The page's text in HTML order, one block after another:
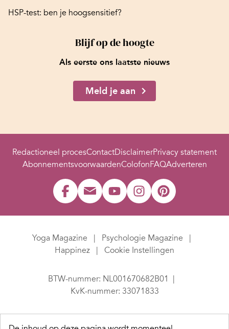
HSP-test: ben je hoogsensitief?
Blijf op de hoogte
Als eerste ons laatste nieuws
Meld je aan
Redactioneel procesContactDisclaimerPrivacy statement
AbonnementsvoorwaardenColofonFAQAdverteren
Yoga Magazine
Psychologie Magazine
Happinez
Cookie Instellingen
BTW-nummer: NL001670682B01
KvK-nummer: 33071833